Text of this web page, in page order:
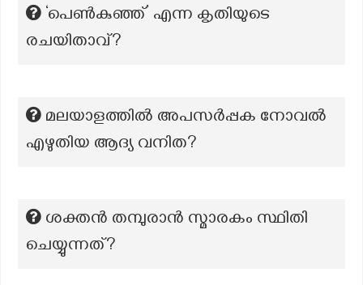
‘പെൺകുഞ്ഞ്’ എന്ന കൃതിയുടെ
രചയിതാവ്?
മലയാളത്തില്‍ അപസര്‍പ്പക നോവല്‍
എഴുതിയ ആദ്യ വനിത?
ശക്തൻ തമ്പുരാൻ സ്മാരകം സ്ഥിതി
ചെയ്യുന്നത്?